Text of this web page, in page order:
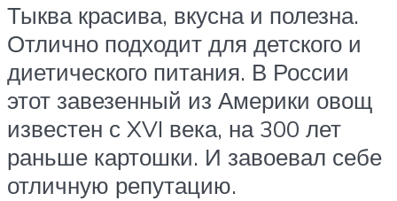
Тыква красива, вкусна и полезна.
Отлично подходит для детского и
диетического питания. В России
этот завезенный из Америки овощ
известен с XVI века, на 300 лет
раньше картошки. И завоевал себе
отличную репутацию.